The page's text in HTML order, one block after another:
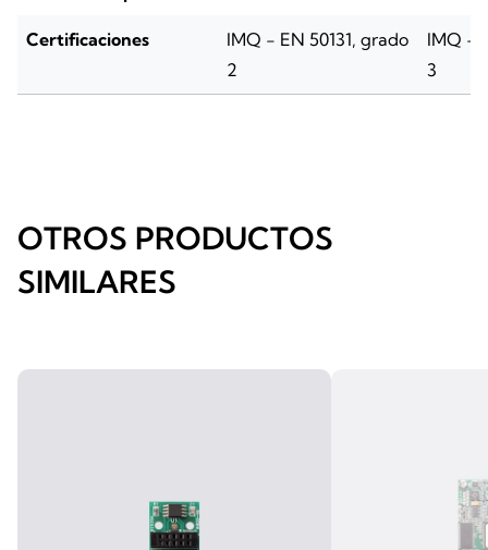
Certificaciones
IMQ - EN 50131, grado
2
IMQ -
3
OTROS PRODUCTOS
SIMILARES